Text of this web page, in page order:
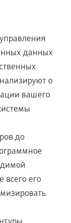
данных
о
вашего
до
его